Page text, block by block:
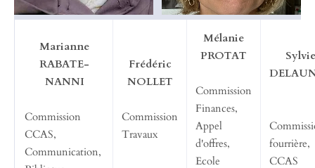
Marianne
RABATE-
NANNI
Commission
CCAS,
Communication,
Frédéric
NOLLET
Commission
Travaux
Mélanie
PROTAT
Commission
Finances,
Appel
d'offres,
Ecole
Sylvie
fourrière,
CCAS